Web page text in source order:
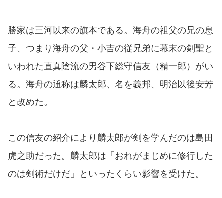
勝家は三河以来の旗本である。海舟の祖父の兄の息
子、つまり海舟の父・小吉の従兄弟に幕末の剣聖と
いわれた直真陰流の男谷下総守信友（精一郎）がい
る。海舟の通称は麟太郎、名を義邦、明治以後安芳
と改めた。
この信友の紹介により麟太郎が剣を学んだのは島田
虎之助だった。麟太郎は「おれがまじめに修行した
のは剣術だけだ」といったくらい影響を受けた。